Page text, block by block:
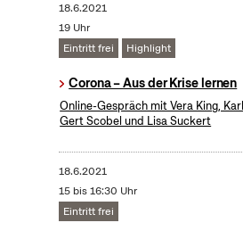
18.6.2021
19 Uhr
Eintritt frei
Highlight
Corona – Aus der Krise lernen
Online-Gespräch mit Vera King,
Gert Scobel und Lisa Suckert
18.6.2021
15 bis 16:30 Uhr
Eintritt frei